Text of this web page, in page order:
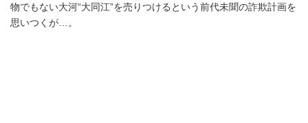
物でもない大河“大同江”を売りつけるという前代未聞の詐欺計画を
思いつくが…。